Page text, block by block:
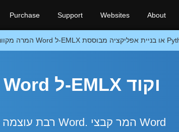
Purchase Support Websites About